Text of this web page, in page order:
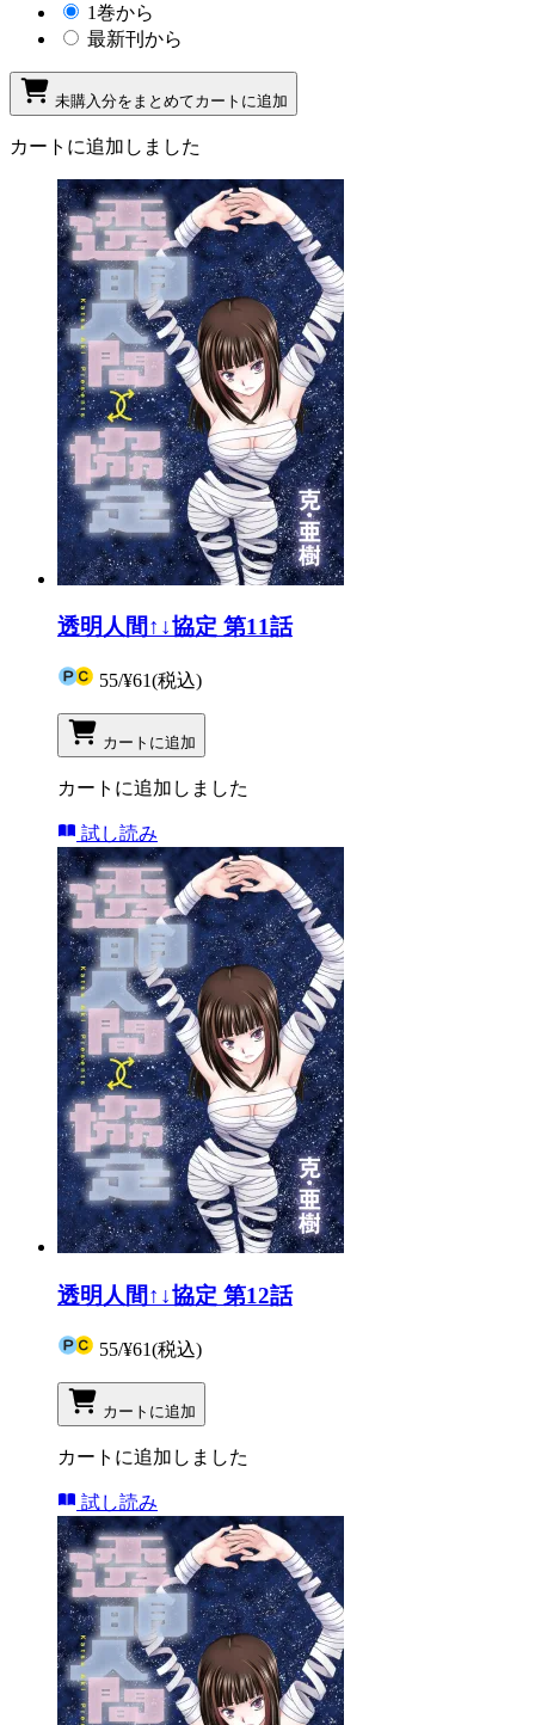
1巻から
最新刊から
未購入分をまとめてカートに追加
カートに追加しました
透明人間↑↓協定 第11話
55/¥61(税込)
カートに追加
カートに追加しました
試し読み
透明人間↑↓協定 第12話
55/¥61(税込)
カートに追加
カートに追加しました
試し読み